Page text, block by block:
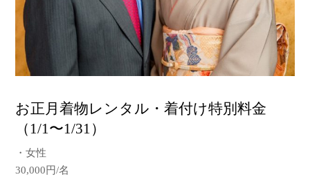
お正月着物レンタル・着付け特別料金
（1/1〜1/31）
・女性
30,000円/名